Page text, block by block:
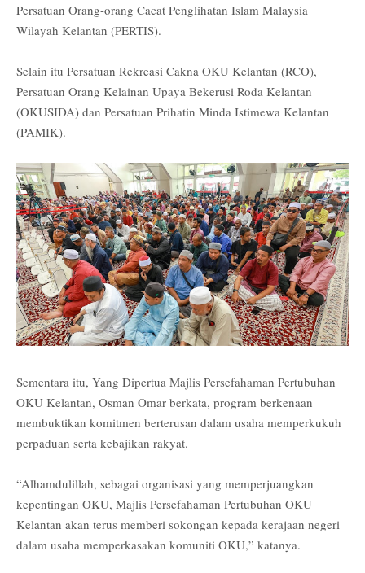
Persatuan Orang-orang Cacat Penglihatan Islam Malaysia
Wilayah Kelantan (PERTIS).
Selain itu Persatuan Rekreasi Cakna OKU Kelantan (RCO),
Persatuan Orang Kelainan Upaya Bekerusi Roda Kelantan
(OKUSIDA) dan Persatuan Prihatin Minda Istimewa Kelantan
(PAMIK).
Sementara itu, Yang Dipertua Majlis Persefahaman Pertubuhan
OKU Kelantan, Osman Omar berkata, program berkenaan
membuktikan komitmen berterusan dalam usaha memperkukuh
perpaduan serta kebajikan rakyat.
“Alhamdulillah, sebagai organisasi yang memperjuangkan
kepentingan OKU, Majlis Persefahaman Pertubuhan OKU
Kelantan akan terus memberi sokongan kepada kerajaan negeri
dalam usaha memperkasakan komuniti OKU,” katanya.